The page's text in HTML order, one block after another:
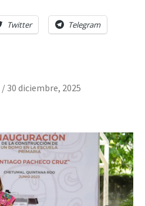
Twitter Telegram
/ 30 diciembre, 2025